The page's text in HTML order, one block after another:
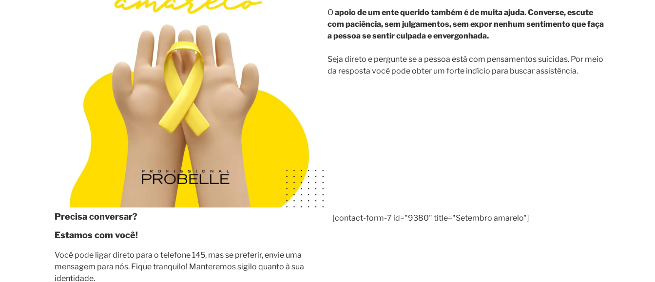
Oapoio de um ente querido também é de muita ajuda.Converse, escute
com paciência, sem julgamentos, sem expor nenhum sentimento que faça
a pessoa se sentir culpada e envergonhada.
Seja direto e pergunte se a pessoa está com pensamentos suicidas. Por meio
da resposta você pode obter um forte indício para buscar assistência.
Precisa conversar?
Estamos com você!
Você pode ligar direto para o telefone 145, mas se preferir, envie uma
mensagem para nós. Fique tranquilo! Manteremos sigilo quanto à sua
identidade.
[contact-form-7 id="9380" title="Setembro amarelo"]